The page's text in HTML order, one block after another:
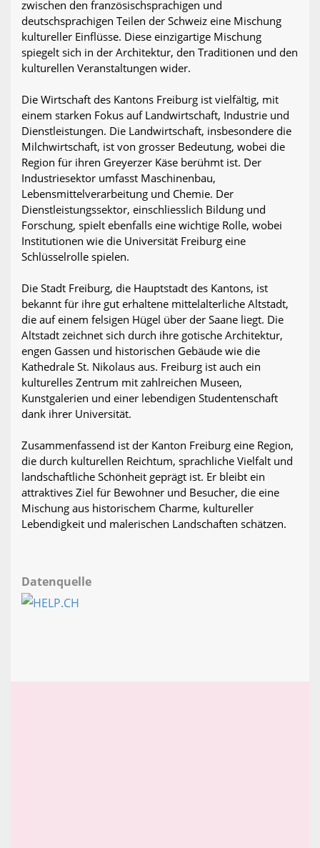
zwischen den französischsprachigen und
deutschsprachigen Teilen der Schweiz eine Mischung
kultureller Einflüsse. Diese einzigartige Mischung
spiegelt sich in der Architektur, den Traditionen und den
kulturellen Veranstaltungen wider.
Die Wirtschaft des Kantons Freiburg ist vielfältig, mit
einem starken Fokus auf Landwirtschaft, Industrie und
Dienstleistungen. Die Landwirtschaft, insbesondere die
Milchwirtschaft, ist von grosser Bedeutung, wobei die
Region für ihren Greyerzer Käse berühmt ist. Der
Industriesektor umfasst Maschinenbau,
Lebensmittelverarbeitung und Chemie. Der
Dienstleistungssektor, einschliesslich Bildung und
Forschung, spielt ebenfalls eine wichtige Rolle, wobei
Institutionen wie die Universität Freiburg eine
Schlüsselrolle spielen.
Die Stadt Freiburg, die Hauptstadt des Kantons, ist
bekannt für ihre gut erhaltene mittelalterliche Altstadt,
die auf einem felsigen Hügel über der Saane liegt. Die
Altstadt zeichnet sich durch ihre gotische Architektur,
engen Gassen und historischen Gebäude wie die
Kathedrale St. Nikolaus aus. Freiburg ist auch ein
kulturelles Zentrum mit zahlreichen Museen,
Kunstgalerien und einer lebendigen Studentenschaft
dank ihrer Universität.
Zusammenfassend ist der Kanton Freiburg eine Region,
die durch kulturellen Reichtum, sprachliche Vielfalt und
landschaftliche Schönheit geprägt ist. Er bleibt ein
attraktives Ziel für Bewohner und Besucher, die eine
Mischung aus historischem Charme, kultureller
Lebendigkeit und malerischen Landschaften schätzen.
Datenquelle